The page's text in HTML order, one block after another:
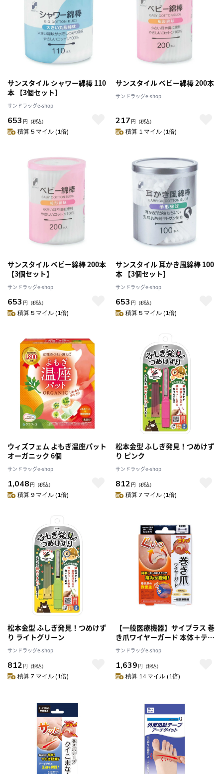
サンスタイル シャワー綿棒 110
本 【3個セット】
サンドラッグe-shop
653 円 （税込）
積算 5 マイル (1倍)
サンスタイル ベビー綿棒 200本
サンドラッグe-shop
217 円 （税込）
積算 1 マイル (1倍)
サンスタイル ベビー綿棒 200本
【3個セット】
サンドラッグe-shop
653 円 （税込）
積算 5 マイル (1倍)
サンスタイル 耳かき風綿棒 100
本 【3個セット】
サンドラッグe-shop
653 円 （税込）
積算 5 マイル (1倍)
ウィズフェム よもぎ温座パット
オーガニック 6個
サンドラッグe-shop
1,048 円 （税込）
積算 9 マイル (1倍)
松本金型 ふしぎ発見！つめけず
り ピンク
サンドラッグe-shop
812 円 （税込）
積算 7 マイル (1倍)
松本金型 ふしぎ発見！つめけず
り ライトグリーン
サンドラッグe-shop
812 円 （税込）
積算 7 マイル (1倍)
【一般医療機器】サイプラス 巻
き爪ワイヤーガード 本体＋テー
プ30枚
サンドラッグe-shop
1,639 円 （税込）
積算 14 マイル (1倍)